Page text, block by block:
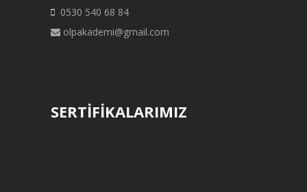
0530 540 68 84
olpakademi@gmail.com
SERTİFİKALARIMIZ